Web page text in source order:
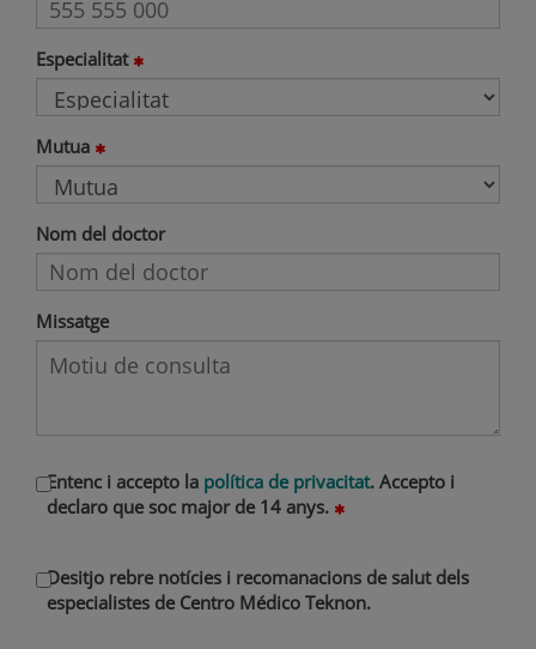
Especialitat
Mutua
Nom del doctor
Missatge
Entenc i accepto la política de privacitat. Accepto i
declaro que soc major de 14 anys.
Desitjo rebre notícies i recomanacions de salut dels
especialistes de Centro Médico Teknon.